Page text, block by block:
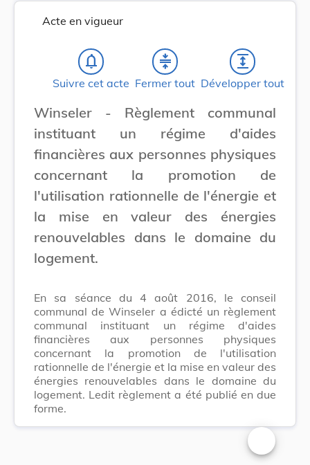
Acte en vigueur
notifications_none
Suivre cet acte
compress
Fermer tout
expand
Développer tout
Winseler - Règlement communal
instituant un régime d'aides
financières aux personnes physiques
concernant la promotion de
l'utilisation rationnelle de l'énergie et
la mise en valeur des énergies
renouvelables dans le domaine du
logement.
En sa séance du 4 août 2016, le conseil
communal de Winseler a édicté un règlement
communal instituant un régime d'aides
financières aux personnes physiques
concernant la promotion de l'utilisation
rationnelle de l'énergie et la mise en valeur des
énergies renouvelables dans le domaine du
logement. Ledit règlement a été publié en due
forme.
Changer la